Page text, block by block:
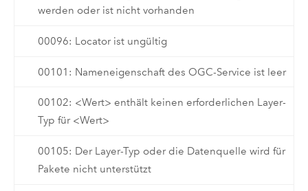
werden oder ist nicht vorhanden
00096: Locator ist ungültig
00101: Nameneigenschaft des OGC-Service ist leer
00102: <Wert> enthält keinen erforderlichen Layer-
Typ für <Wert>
00105: Der Layer-Typ oder die Datenquelle wird für
Pakete nicht unterstützt